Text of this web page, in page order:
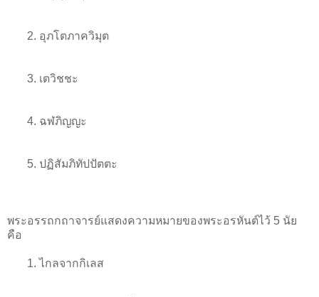
2. อุภโตภาควิมุต
3. เตวิชชะ
4. ฉฬภิญญะ
5. ปฏิสัมภิทัปปัตตะ
พระอรรถกถาจารย์แสดงความหมายของพระอรหันต์ไว้ 5 นัย
คือ
1. ไกลจากกิเลส